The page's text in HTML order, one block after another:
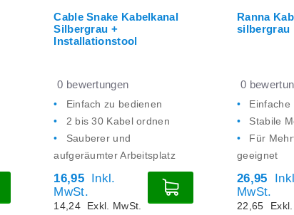
Cable Snake Kabelkanal
Silbergrau +
Installationstool
0 bewertungen
Einfach zu bedienen
2 bis 30 Kabel ordnen
Sauberer und
aufgeräumter Arbeitsplatz
16,95
Inkl.
MwSt.
14,24 Exkl. MwSt.
Ranna
silbergrau
0
Einfache
Stabile
Für
geeignet
26,95
MwSt.
22,65